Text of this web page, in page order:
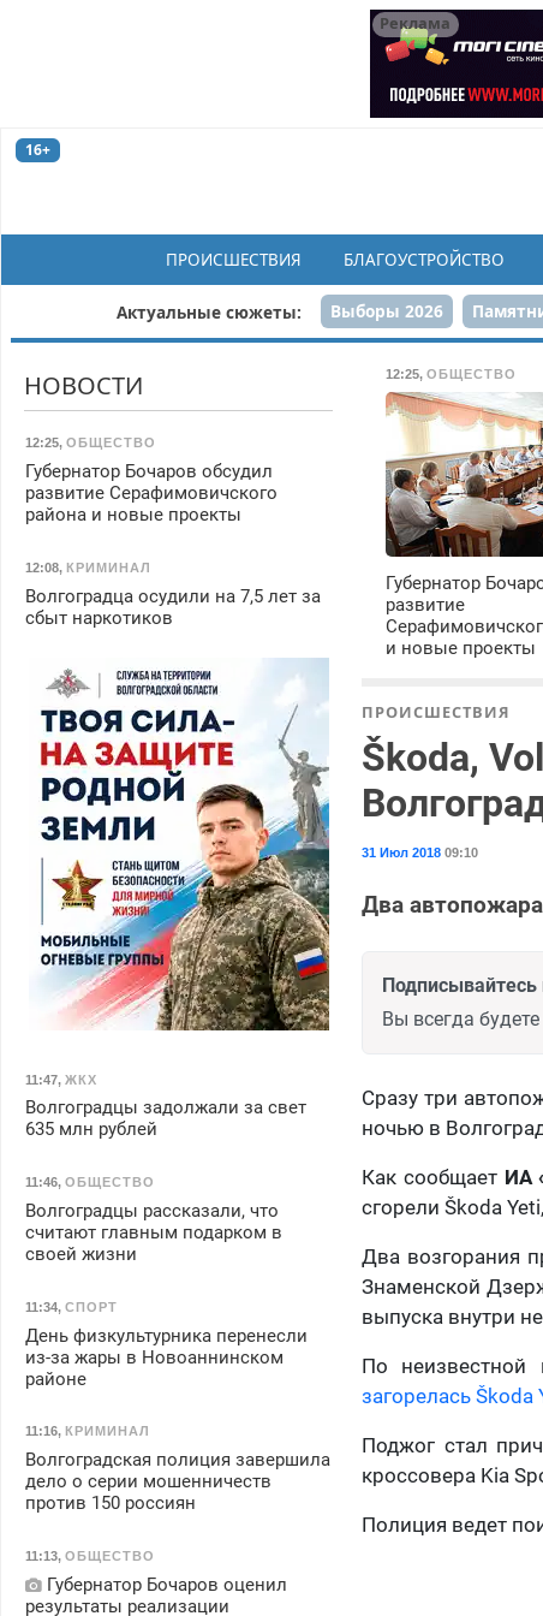
Реклама
16+
ПРОИСШЕСТВИЯ БЛАГОУСТРОЙСТВО
Актуальные сюжеты: Выборы 2026
12:25,ОБЩЕСТВО
Губернатор
развитие
и новые проекты
ПРОИСШЕСТВИЯ
Škoda,
31 Июл 2018 09:10
Два
Вы всегда
Сразу три
ночью в
Как сообщает ИА
сгорели Škoda
Два возгорания
Знаменской
выпуска внутри
По
загорелась Škoda
Поджог стал
кроссовера Kia
Полиция ведет
НОВОСТИ
12:25, ОБЩЕСТВО
Губернатор Бочаров обсудил
развитие Серафимовичского
района и новые проекты
12:08, КРИМИНАЛ
Волгоградца осудили на 7,5 лет за
сбыт наркотиков
11:47, ЖКХ
Волгоградцы задолжали за свет
635 млн рублей
11:46, ОБЩЕСТВО
Волгоградцы рассказали, что
считают главным подарком в
своей жизни
11:34, СПОРТ
День физкультурника перенесли
из-за жары в Новоаннинском
районе
11:16, КРИМИНАЛ
Волгоградская полиция завершила
дело о серии мошенничеств
против 150 россиян
11:13, ОБЩЕСТВО
Губернатор Бочаров оценил
результаты реализации